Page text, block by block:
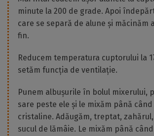
minute la 200 de grade. Apoi
care se separă de alune și măcinăm
fin.
Reducem temperatura cuptorului la
setăm funcția de ventilație.
Punem albușurile în bolul mixerului,
sare peste ele și le mixăm până
cristaline. Adăugăm, treptat,
sucul de lămâie. Le mixăm până